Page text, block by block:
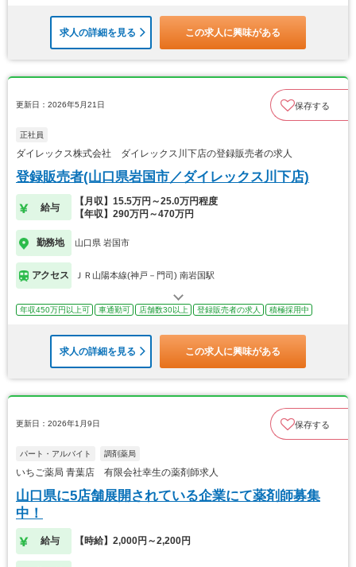
求人の詳細を見る この求人に興味がある
更新日：2026年5月21日 保存する
正社員
ダイレックス株式会社 ダイレックス川下店の登録販売者の求人
登録販売者(山口県岩国市／ダイレックス川下店)
給与
【月収】15.5万円～25.0万円程度
【年収】290万円～470万円
勤務地 山口県 岩国市
アクセス ＪＲ山陽本線(神戸－門司) 南岩国駅
年収450万円以上可 車通勤可 店舗数30以上 登録販売者の求人 積極採用中
求人の詳細を見る この求人に興味がある
更新日：2026年1月9日 保存する
パート・アルバイト 調剤薬局
いちご薬局 青葉店 有限会社幸生の薬剤師求人
山口県に5店舗展開されている企業にて薬剤師募集
中！
給与 【時給】2,000円～2,200円